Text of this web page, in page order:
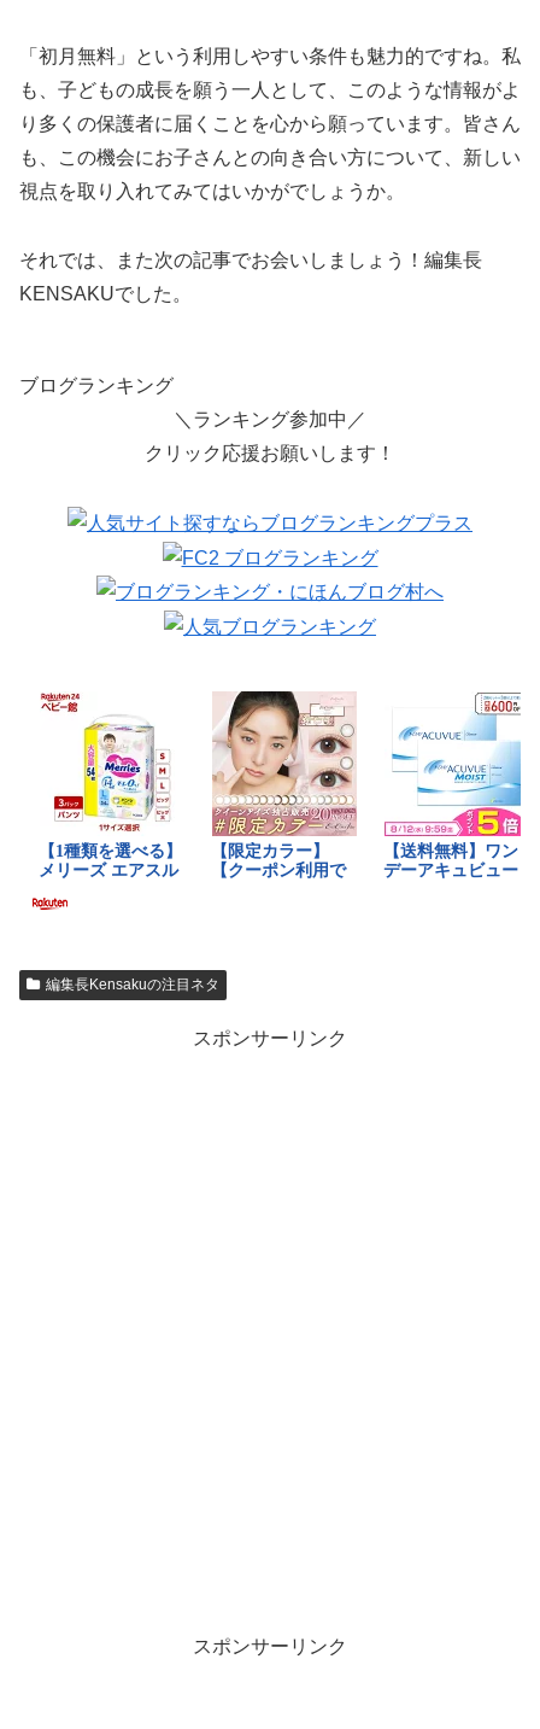
「初月無料」という利用しやすい条件も魅力的ですね。私
も、子どもの成長を願う一人として、このような情報がよ
り多くの保護者に届くことを心から願っています。皆さん
も、この機会にお子さんとの向き合い方について、新しい
視点を取り入れてみてはいかがでしょうか。
それでは、また次の記事でお会いしましょう！編集長
KENSAKUでした。
ブログランキング
＼ランキング参加中／
クリック応援お願いします！
編集長Kensakuの注目ネタ
スポンサーリンク
スポンサーリンク